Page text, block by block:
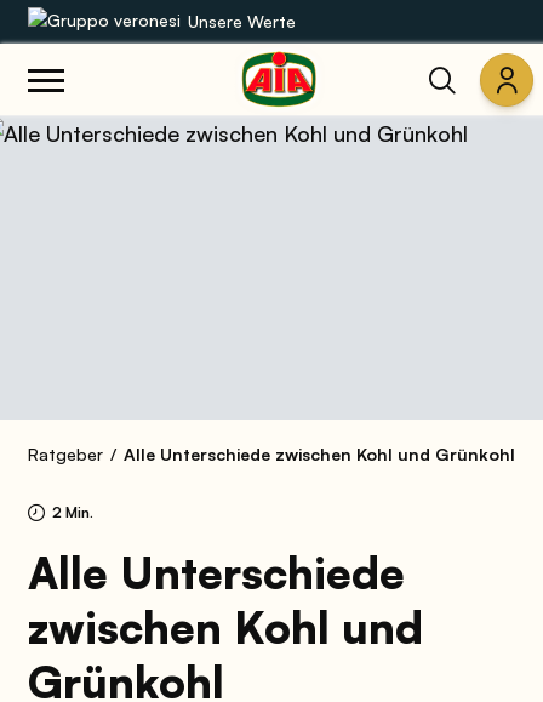
Unsere Werte
Unsere Sortimente
Ratgeber Alle Unterschiede zwischen Kohl und Grünkohl
2 Min.
Alle Unterschiede
zwischen Kohl und
Grünkohl